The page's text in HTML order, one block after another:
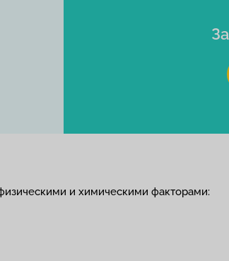
и химическими факторами: